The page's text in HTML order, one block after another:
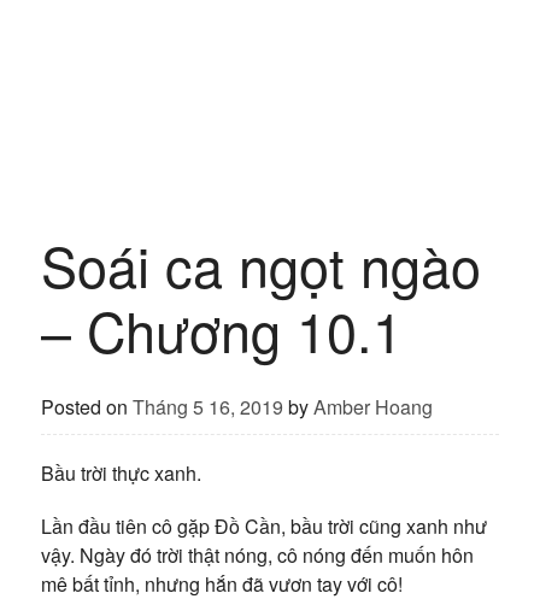
Soái ca ngọt ngào
– Chương 10.1
Posted on Tháng 5 16, 2019 byAmber Hoang
Bầu trời thực xanh.
Lần đầu tiên cô gặp Đồ Cần, bầu trời cũng xanh như
vậy. Ngày đó trời thật nóng, cô nóng đến muốn hôn
mê bất tỉnh, nhưng hắn đã vươn tay với cô!